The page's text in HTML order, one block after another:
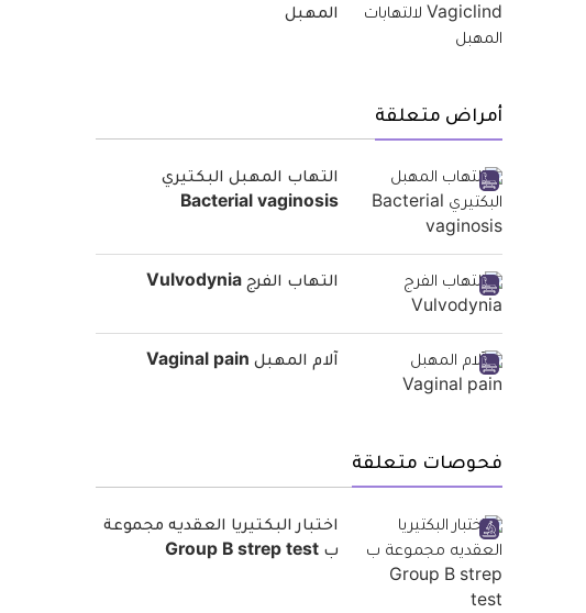
المهبل
أمراض متعلقة
التهاب المهبل البكتيري
Bacterial vaginosis
التهاب الفرج Vulvodynia
آلام المهبل Vaginal pain
فحوصات متعلقة
اختبار البكتيريا العقديه مجموعة
ب Group B strep test